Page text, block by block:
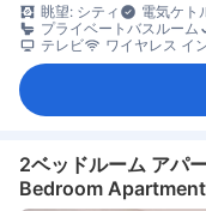
眺望: シティ
電気ケト
プライベートバスルーム
テレビ
ワイヤレス イ
2ベッドルーム アパ
Bedroom